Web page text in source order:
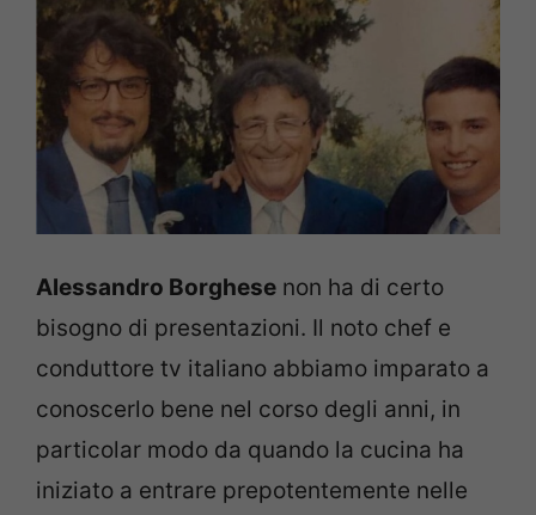
Alessandro Borghese non ha di certo
bisogno di presentazioni. Il noto chef e
conduttore tv italiano abbiamo imparato a
conoscerlo bene nel corso degli anni, in
particolar modo da quando la cucina ha
iniziato a entrare prepotentemente nelle